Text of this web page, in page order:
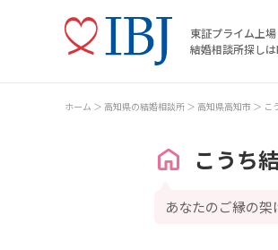
東証プライム上場
結婚相談所探しは
ホーム 高知県の結婚相談所 高知県高知市 こ
こうち
あなたのご縁の架